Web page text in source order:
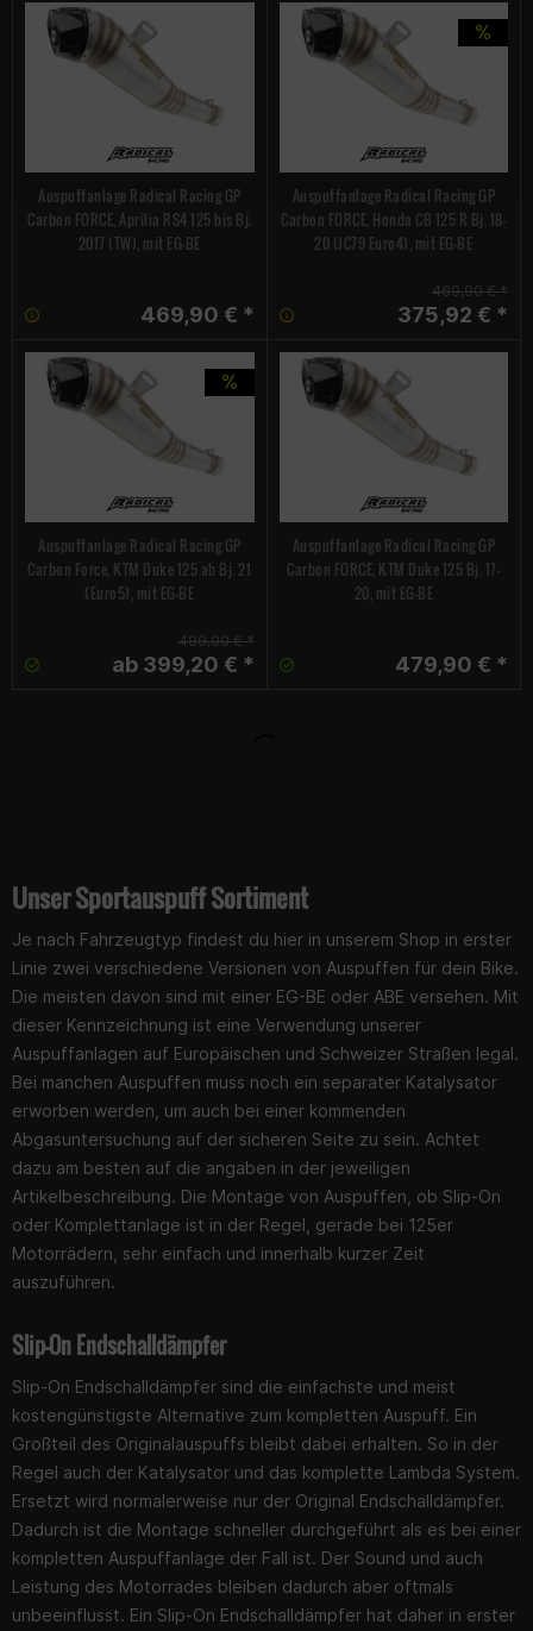
Auspuffanlage Radical Racing GP
Carbon FORCE, Aprilia RS4 125 bis Bj.
2017 (TW), mit EG-BE
469,90 € *
Auspuffanlage Radical Racing GP
Carbon FORCE, Honda CB 125 R Bj. 18-
20 (JC79 Euro4), mit EG-BE
469,90 € *
375,92 € *
Auspuffanlage Radical Racing GP
Carbon Force, KTM Duke 125 ab Bj. 21
(Euro5), mit EG-BE
499,00 € *
ab 399,20 € *
Auspuffanlage Radical Racing GP
Carbon FORCE, KTM Duke 125 Bj. 17-
20, mit EG-BE
479,90 € *
Unser Sportauspuff Sortiment
Je nach Fahrzeugtyp findest du hier in unserem Shop in erster
Linie zwei verschiedene Versionen von Auspuffen für dein Bike.
Die meisten davon sind mit einer EG-BE oder ABE versehen. Mit
dieser Kennzeichnung ist eine Verwendung unserer
Auspuffanlagen auf Europäischen und Schweizer Straßen legal.
Bei manchen Auspuffen muss noch ein separater Katalysator
erworben werden, um auch bei einer kommenden
Abgasuntersuchung auf der sicheren Seite zu sein. Achtet
dazu am besten auf die angaben in der jeweiligen
Artikelbeschreibung. Die Montage von Auspuffen, ob Slip-On
oder Komplettanlage ist in der Regel, gerade bei 125er
Motorrädern, sehr einfach und innerhalb kurzer Zeit
auszuführen.
Slip-On Endschalldämpfer
Slip-On Endschalldämpfer sind die einfachste und meist
kostengünstigste Alternative zum kompletten Auspuff. Ein
Großteil des Originalauspuffs bleibt dabei erhalten. So in der
Regel auch der Katalysator und das komplette Lambda System.
Ersetzt wird normalerweise nur der Original Endschalldämpfer.
Dadurch ist die Montage schneller durchgeführt als es bei einer
kompletten Auspuffanlage der Fall ist. Der Sound und auch
Leistung des Motorrades bleiben dadurch aber oftmals
unbeeinflusst. Ein Slip-On Endschalldämpfer hat daher in erster